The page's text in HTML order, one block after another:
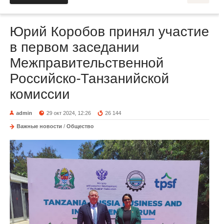
Юрий Коробов принял участие
в первом заседании
Межправительственной
Российско-Танзанийской
комиссии
admin 29 окт 2024, 12:26 26 144
Важные новости / Общество